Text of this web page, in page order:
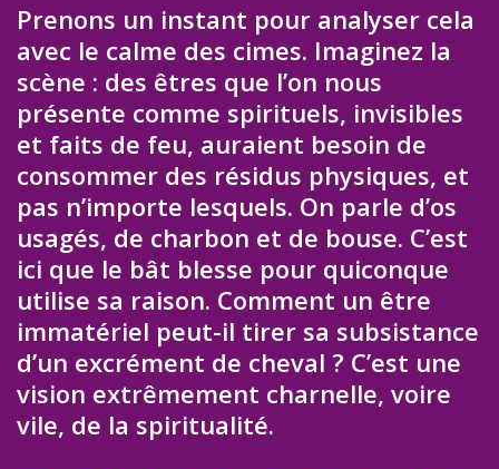
Prenons un instant pour analyser cela
avec le calme des cimes. Imaginez la
scène : des êtres que l’on nous
présente comme spirituels, invisibles
et faits de feu, auraient besoin de
consommer des résidus physiques, et
pas n’importe lesquels. On parle d’os
usagés, de charbon et de bouse. C’est
ici que le bât blesse pour quiconque
utilise sa raison. Comment un être
immatériel peut-il tirer sa subsistance
d’un excrément de cheval ? C’est une
vision extrêmement charnelle, voire
vile, de la spiritualité.